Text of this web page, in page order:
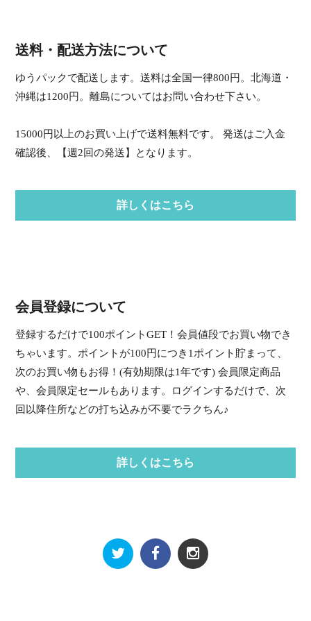
送料・配送方法について
ゆうパックで配送します。送料は全国一律800円。北海道・
沖縄は1200円。離島についてはお問い合わせ下さい。
15000円以上のお買い上げで送料無料です。 発送はご入金
確認後、【週2回の発送】となります。
詳しくはこちら
会員登録について
登録するだけで100ポイントGET！会員値段でお買い物でき
ちゃいます。ポイントが100円につき1ポイント貯まって、
次のお買い物もお得！(有効期限は1年です) 会員限定商品
や、会員限定セールもあります。ログインするだけで、次
回以降住所などの打ち込みが不要でラクちん♪
詳しくはこちら